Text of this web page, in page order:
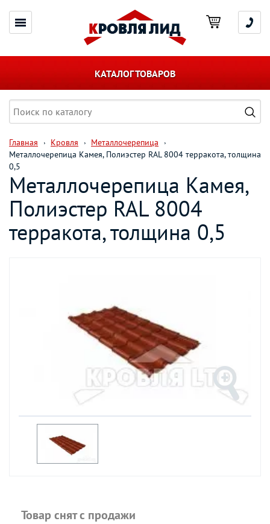
КАТАЛОГ ТОВАРОВ
Главная Кровля
Металлочерепица
Металлочерепица Камея, Полиэстер RAL 8004 терракота, толщина
0,5
Металлочерепица Камея,
Полиэстер RAL 8004
терракота, толщина 0,5
Товар снят с продажи